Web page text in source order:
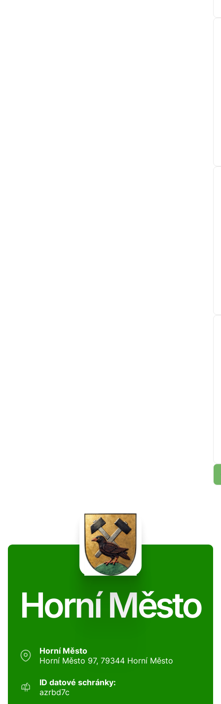
Horní Město
Horní Město
Horní Město 97, 79344 Horní Město
ID datové schránky:
azrbd7c